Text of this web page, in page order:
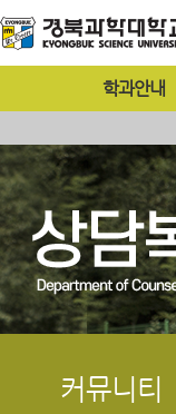
학과안내
커뮤니티